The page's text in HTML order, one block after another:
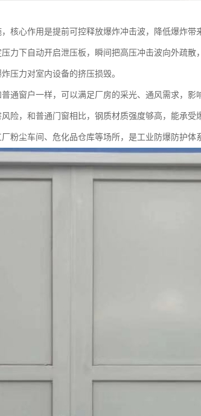
核心作用是提前可控释放爆炸冲击波，降低爆炸带
力下自动开启泄压板，瞬间把高压冲击波向外疏散
压力对室内设备的挤压损毁。
通窗户一样，可以满足厂房的采光、通风需求，影
险，和普通门窗相比，钢质材质强度够高，能承受
粉尘车间、危化品仓库等场所，是工业防爆防护体